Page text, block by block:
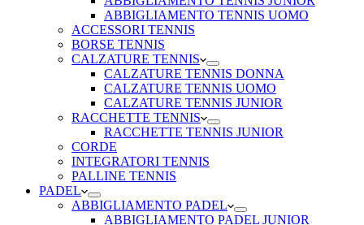
ABBIGLIAMENTO TENNIS UOMO
ACCESSORI TENNIS
BORSE TENNIS
CALZATURE TENNIS
CALZATURE TENNIS DONNA
CALZATURE TENNIS UOMO
CALZATURE TENNIS JUNIOR
RACCHETTE TENNIS
RACCHETTE TENNIS JUNIOR
CORDE
INTEGRATORI TENNIS
PALLINE TENNIS
PADEL
ABBIGLIAMENTO PADEL
ABBIGLIAMENTO PADEL JUNIOR